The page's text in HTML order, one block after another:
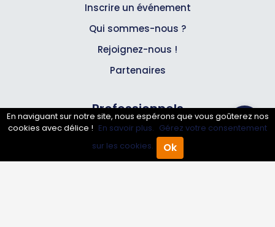
Annuaire Pro Agenda
Inscrire un événement
Qui sommes-nous ?
Rejoignez-nous !
Partenaires
Professionnels
Annuaire pro
Inscrire mon entreprise
En naviguant sur notre site, nous espérons que vous goûterez nos
cookies avec délice ! En savoir plus. Gérez votre consentement
sur les cookies.
Ok